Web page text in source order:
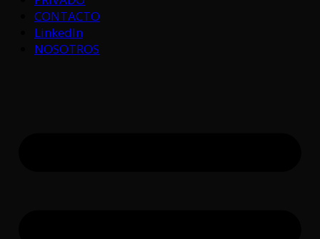
CONTACTO
LinkedIn
NOSOTROS